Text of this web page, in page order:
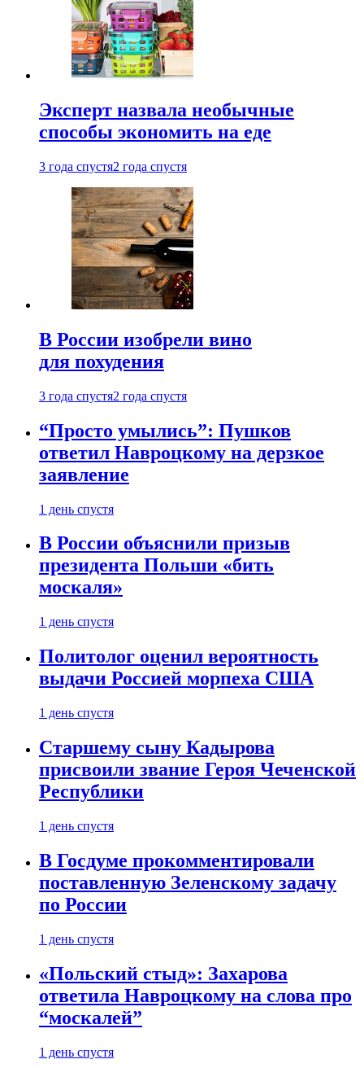
Эксперт назвала необычные
способы экономить на еде
3 года спустя2 года спустя
В России изобрели вино
для похудения
3 года спустя2 года спустя
“Просто умылись”: Пушков
ответил Навроцкому на дерзкое
заявление
1 день спустя
В России объяснили призыв
президента Польши «бить
москаля»
1 день спустя
Политолог оценил вероятность
выдачи Россией морпеха США
1 день спустя
Старшему сыну Кадырова
присвоили звание Героя Чеченской
Республики
1 день спустя
В Госдуме прокомментировали
поставленную Зеленскому задачу
по России
1 день спустя
«Польский стыд»: Захарова
ответила Навроцкому на слова про
“москалей”
1 день спустя